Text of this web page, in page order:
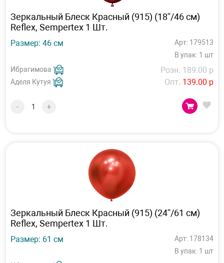
Зеркальный Блеск Красный (915) (18''/46 см)
Reflex, Sempertex 1 Шт.
Размер: 46 см
Арт: 179513
В упак: 1 шт
Ибрагимова
Аделя Кутуя
Розн. 189.00 р
Опт. 139.00 р
- +
Зеркальный Блеск Красный (915) (24''/61 см)
Reflex, Sempertex 1 Шт.
Размер: 61 см
Арт: 178134
В упак: 1 шт